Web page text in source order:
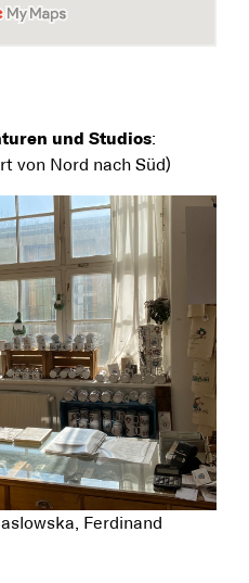
und Studios:
von Nord nach Süd)
Ferdinand